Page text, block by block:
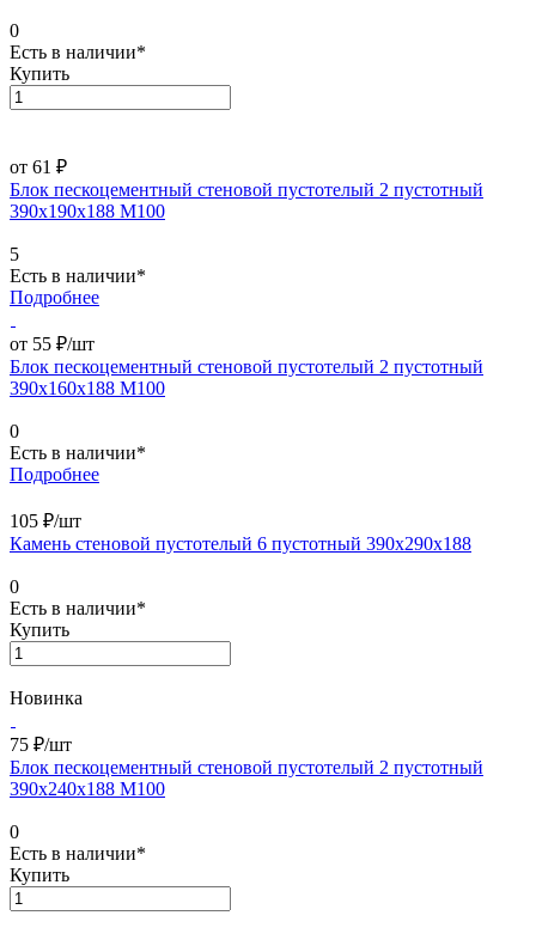
0
Есть в наличии*
Купить
от 61 ₽
Блок пескоцементный стеновой пустотелый 2 пустотный
390х190х188 М100
5
Есть в наличии*
Подробнее
от 55 ₽/шт
Блок пескоцементный стеновой пустотелый 2 пустотный
390х160х188 М100
0
Есть в наличии*
Подробнее
105 ₽/шт
Камень стеновой пустотелый 6 пустотный 390х290х188
0
Есть в наличии*
Купить
Новинка
75 ₽/шт
Блок пескоцементный стеновой пустотелый 2 пустотный
390х240х188 М100
0
Есть в наличии*
Купить